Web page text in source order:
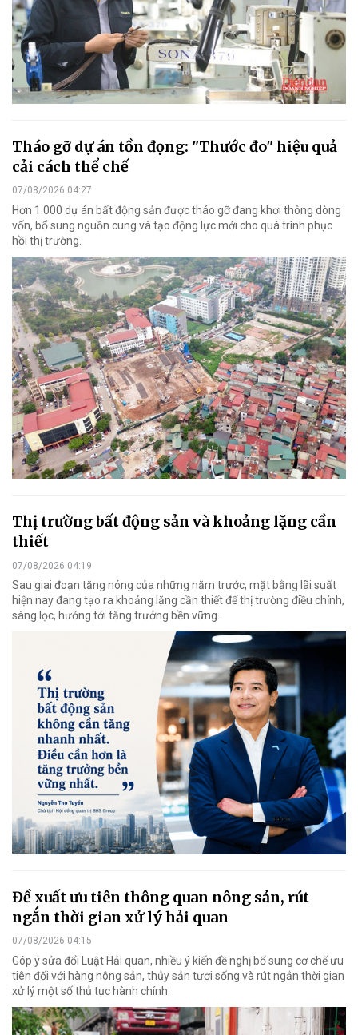
Tháo gỡ dự án tồn đọng: "Thước đo" hiệu quả
cải cách thể chế
07/08/2026 04:27
Hơn 1.000 dự án bất động sản được tháo gỡ đang khơi thông dòng
vốn, bổ sung nguồn cung và tạo động lực mới cho quá trình phục
hồi thị trường.
Thị trường bất động sản và khoảng lặng cần
thiết
07/08/2026 04:19
Sau giai đoạn tăng nóng của những năm trước, mặt bằng lãi suất
hiện nay đang tạo ra khoảng lặng cần thiết để thị trường điều chỉnh,
sàng lọc, hướng tới tăng trưởng bền vững.
Đề xuất ưu tiên thông quan nông sản, rút
ngắn thời gian xử lý hải quan
07/08/2026 04:15
Góp ý sửa đổi Luật Hải quan, nhiều ý kiến đề nghị bổ sung cơ chế ưu
tiên đối với hàng nông sản, thủy sản tươi sống và rút ngắn thời gian
xử lý một số thủ tục hành chính.